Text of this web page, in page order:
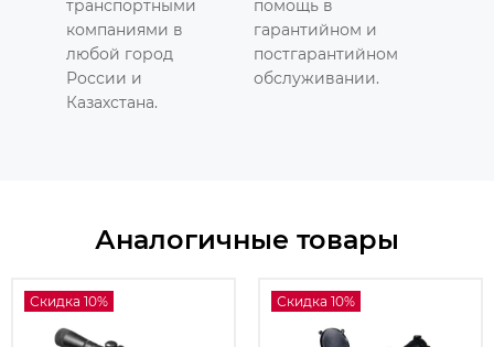
транспортными
компаниями в
любой город
России и
Казахстана.
помощь в
гарантийном и
постгарантийном
обслуживании.
Аналогичные товары
Скидка 10% Скидка 10%